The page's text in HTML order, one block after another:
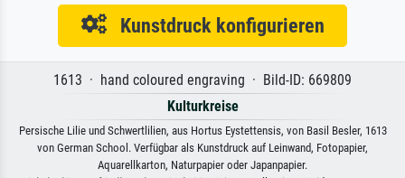
Kunstdruck konfigurieren
1613 · hand coloured engraving · Bild-ID: 669809
Kulturkreise
Persische Lilie und Schwertlilien, aus Hortus Eystettensis, von Basil Besler, 1613
von German School. Verfügbar als Kunstdruck auf Leinwand, Fotopapier,
Aquarellkarton, Naturpapier oder Japanpapier.